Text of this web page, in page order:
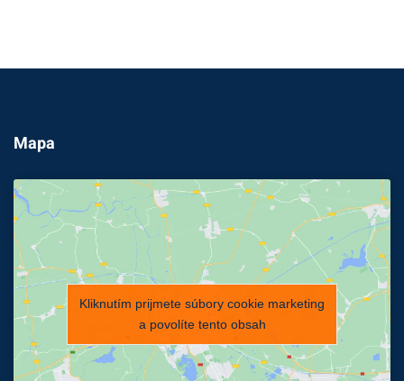
Mapa
Kliknutím prijmete súbory cookie marketing
a povolíte tento obsah